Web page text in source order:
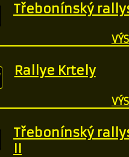
Třebonínský
Rallye Krtely
Třebonínský
II